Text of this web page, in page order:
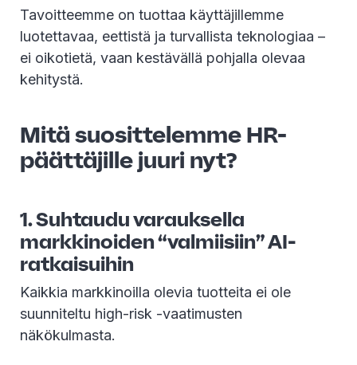
Tavoitteemme on tuottaa käyttäjillemme
luotettavaa, eettistä ja turvallista teknologiaa –
ei oikotietä, vaan kestävällä pohjalla olevaa
kehitystä.
Mitä suosittelemme HR-
päättäjille juuri nyt?
1. Suhtaudu varauksella
markkinoiden “valmiisiin” AI-
ratkaisuihin
Kaikkia markkinoilla olevia tuotteita ei ole
suunniteltu high-risk -vaatimusten
näkökulmasta.